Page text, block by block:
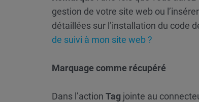
gestion de votre site web ou
détaillées sur l’installation du code
de suivi à mon site web ?
Marquage comme récupéré
Dans l’action Tag jointe au